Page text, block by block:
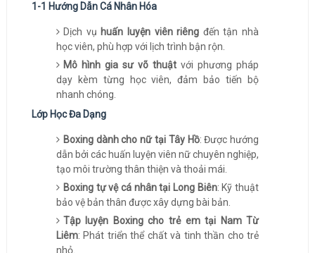
1-1 Hướng Dẫn Cá Nhân Hóa
Dịch vụ huấn luyện viên riêng đến tận nhà
học viên, phù hợp với lịch trình bận rộn.
Mô hình gia sư võ thuật với phương pháp
dạy kèm từng học viên, đảm bảo tiến bộ
nhanh chóng.
Lớp Học Đa Dạng
Boxing dành cho nữ tại Tây Hồ: Được hướng
dẫn bởi các huấn luyện viên nữ chuyên nghiệp,
tạo môi trường thân thiện và thoải mái.
Boxing tự vệ cá nhân tại Long Biên: Kỹ thuật
bảo vệ bản thân được xây dựng bài bản.
Tập luyện Boxing cho trẻ em tại Nam Từ
Liêm: Phát triển thể chất và tinh thần cho trẻ
nhỏ.